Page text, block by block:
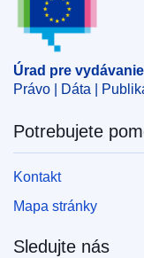
Úrad pre
Právo | Dáta |
Potrebujete
Kontakt
Mapa stránky
Sledujte nás